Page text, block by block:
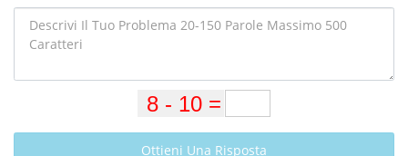
Ottieni Una Risposta